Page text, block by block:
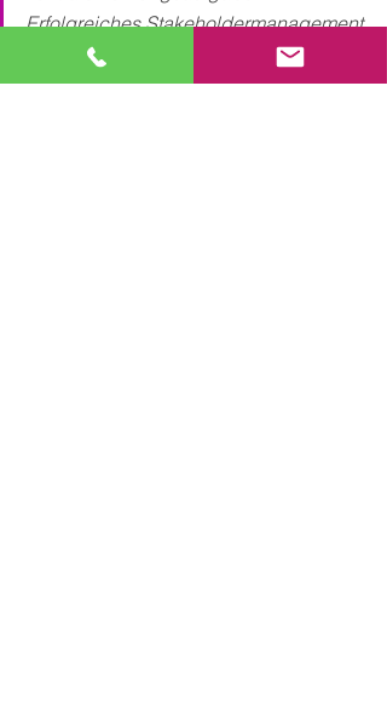
Erfolgreiches Stakeholdermanagement
bedeutet, heterogene Zielsysteme zu
orchestrieren, potenzielle Konflikte